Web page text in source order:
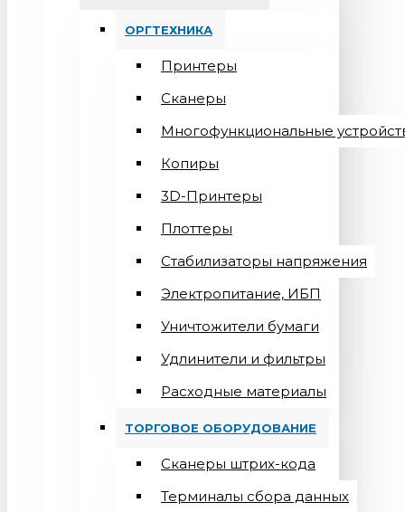
ОРГТЕХНИКА
Принтеры
Сканеры
Многофункциональные
Копиры
3D-Принтеры
Плоттеры
Стабилизаторы напряжения
Электропитание, ИБП
Уничтожители бумаги
Удлинители и фильтры
Расходные материалы
ТОРГОВОЕ ОБОРУДОВАНИЕ
Сканеры штрих-кода
Терминалы сбора данных